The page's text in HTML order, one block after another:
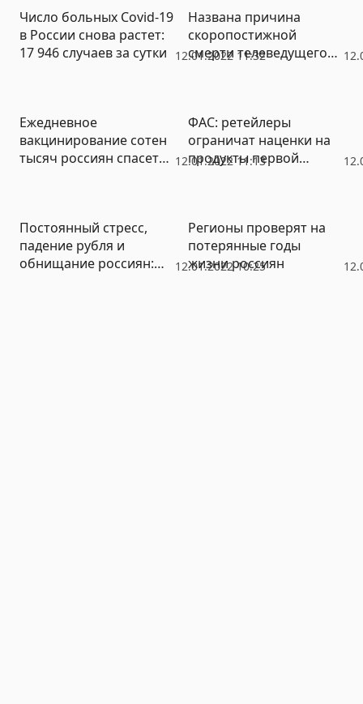
экономический кризис
12.01.2022 11:32
Число больных Covid-19
в России снова растет:
17 946 случаев за сутки
Названа причина
скоропостижной
смерти телеведущего
12.01.2022 11:13
Ежедневное
вакцинирование сотен
тысяч россиян спасет
ФАС: ретейлеры
ограничат наценки на
продукты первой
12.01.2022 10:25
Постоянный стресс,
падение рубля и
обнищание россиян:
Регионы проверят на
потерянные годы
жизни россиян